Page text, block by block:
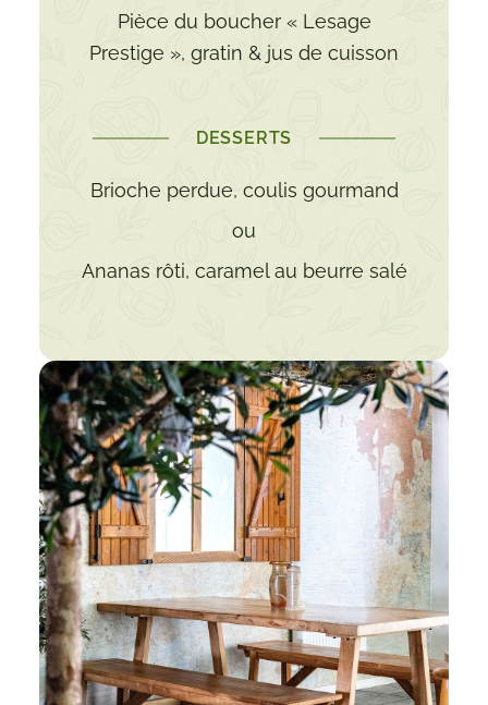
Pièce du boucher « Lesage
Prestige », gratin & jus de cuisson
DESSERTS
Brioche perdue, coulis gourmand
ou
Ananas rôti, caramel au beurre salé